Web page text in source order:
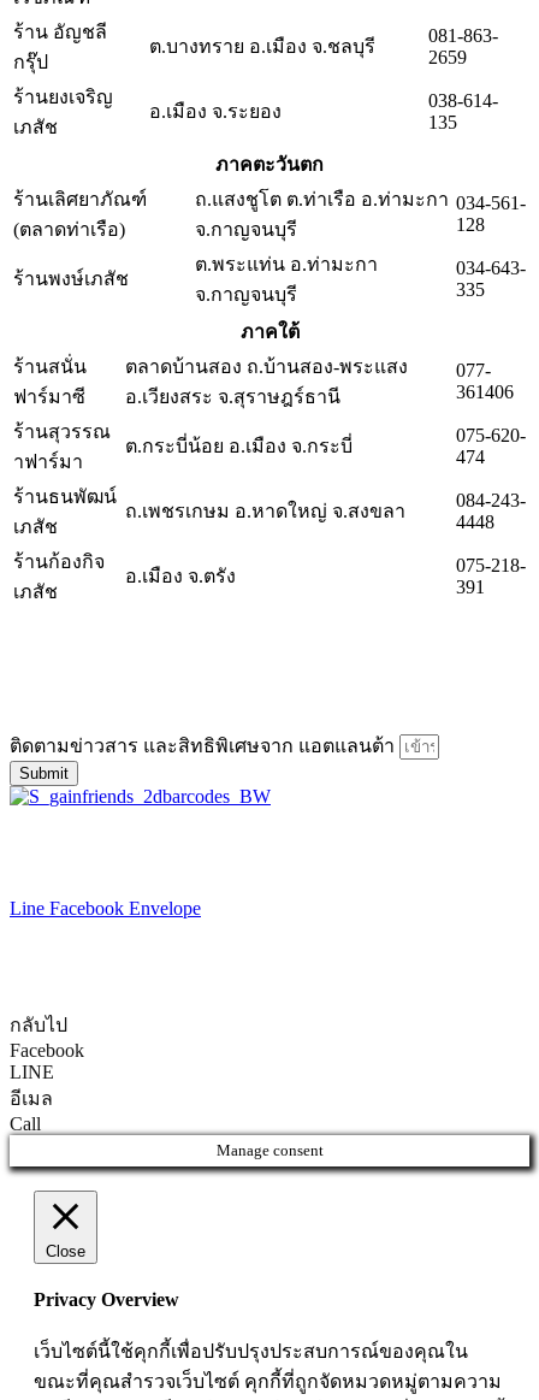
ร้าน อัญชลี
กรุ๊ป
ต.บางทราย อ.เมือง จ.ชลบุรี
081-863-
2659
ร้านยงเจริญ
เภสัช
อ.เมือง จ.ระยอง
038-614-
135
ภาคตะวันตก
ร้านเลิศยาภัณฑ์
(ตลาดท่าเรือ)
ถ.แสงชูโต ต.ท่าเรือ อ.ท่ามะกา
จ.กาญจนบุรี
034-561-
128
ร้านพงษ์เภสัช
ต.พระแท่น อ.ท่ามะกา
จ.กาญจนบุรี
034-643-
335
ภาคใต้
ร้านสนั่น
ฟาร์มาซี
ตลาดบ้านสอง ถ.บ้านสอง-พระแสง
อ.เวียงสระ จ.สุราษฎร์ธานี
077-
361406
ร้านสุวรรณ
าฟาร์มา
ต.กระบี่น้อย อ.เมือง จ.กระบี่
075-620-
474
ร้านธนพัฒน์
เภสัช
ถ.เพชรเกษม อ.หาดใหญ่ จ.สงขลา
084-243-
4448
ร้านก้องกิจ
เภสัช
อ.เมือง จ.ตรัง
075-218-
391
ติดตามข่าวสาร และสิทธิพิเศษจาก แอตแลนต้า
Submit
Line Facebook Envelope
กลับไป
Facebook
LINE
อีเมล
Call
Manage consent
Close
Privacy Overview
เว็บไซต์นี้ใช้คุกกี้เพื่อปรับปรุงประสบการณ์ของคุณใน
ขณะที่คุณสำรวจเว็บไซต์ คุกกี้ที่ถูกจัดหมวดหมู่ตามความ